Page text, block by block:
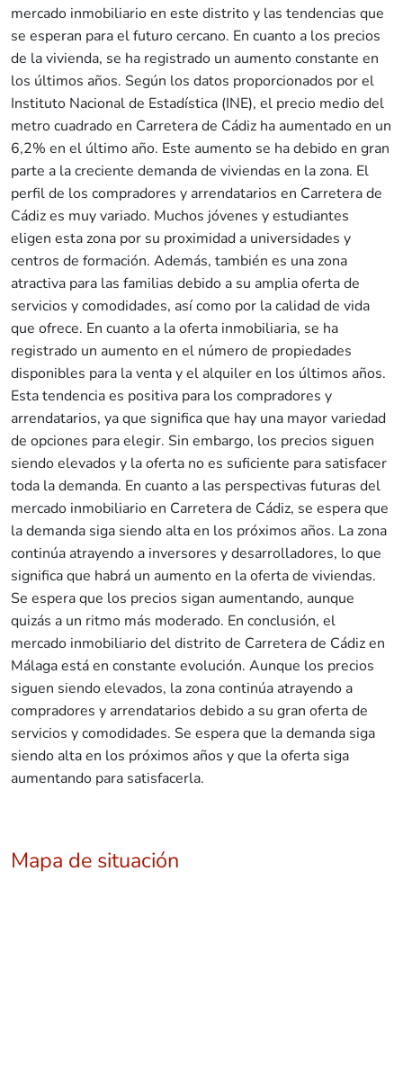
mercado inmobiliario en este distrito y las tendencias que
se esperan para el futuro cercano. En cuanto a los precios
de la vivienda, se ha registrado un aumento constante en
los últimos años. Según los datos proporcionados por el
Instituto Nacional de Estadística (INE), el precio medio del
metro cuadrado en Carretera de Cádiz ha aumentado en un
6,2% en el último año. Este aumento se ha debido en gran
parte a la creciente demanda de viviendas en la zona. El
perfil de los compradores y arrendatarios en Carretera de
Cádiz es muy variado. Muchos jóvenes y estudiantes
eligen esta zona por su proximidad a universidades y
centros de formación. Además, también es una zona
atractiva para las familias debido a su amplia oferta de
servicios y comodidades, así como por la calidad de vida
que ofrece. En cuanto a la oferta inmobiliaria, se ha
registrado un aumento en el número de propiedades
disponibles para la venta y el alquiler en los últimos años.
Esta tendencia es positiva para los compradores y
arrendatarios, ya que significa que hay una mayor variedad
de opciones para elegir. Sin embargo, los precios siguen
siendo elevados y la oferta no es suficiente para satisfacer
toda la demanda. En cuanto a las perspectivas futuras del
mercado inmobiliario en Carretera de Cádiz, se espera que
la demanda siga siendo alta en los próximos años. La zona
continúa atrayendo a inversores y desarrolladores, lo que
significa que habrá un aumento en la oferta de viviendas.
Se espera que los precios sigan aumentando, aunque
quizás a un ritmo más moderado. En conclusión, el
mercado inmobiliario del distrito de Carretera de Cádiz en
Málaga está en constante evolución. Aunque los precios
siguen siendo elevados, la zona continúa atrayendo a
compradores y arrendatarios debido a su gran oferta de
servicios y comodidades. Se espera que la demanda siga
siendo alta en los próximos años y que la oferta siga
aumentando para satisfacerla.
Mapa de situación